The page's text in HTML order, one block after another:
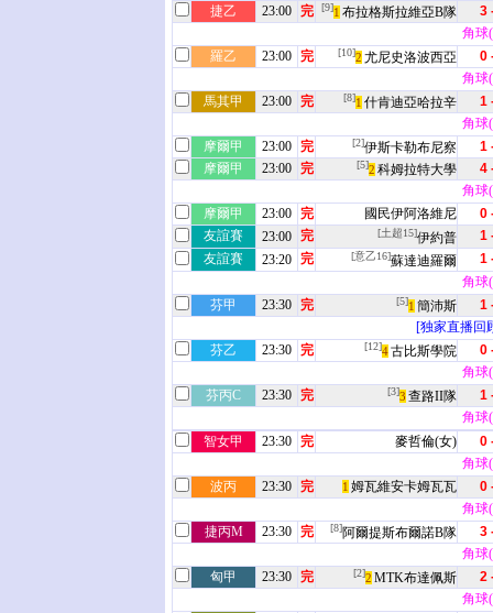
捷乙
23:00 完 [9]1 布拉格斯拉維亞B隊
3
角球
羅乙
23:00 完 [10]2 尤尼史洛波西亞
0
角球
馬其甲
23:00 完 [8]1 什肯迪亞哈拉辛
1
角球
摩爾甲
23:00 完 [2]伊斯卡勒布尼察
1
摩爾甲
23:00 完 [5]2 科姆拉特大學
4
角球
摩爾甲
23:00 完 國民伊阿洛維尼
0
友誼賽
23:00 完 [土超15]伊約普
1
友誼賽
23:20 完 [意乙16]蘇達迪羅爾
1
角球
芬甲
23:30 完 [5]1 簡沛斯
1
[独家直播回
芬乙
23:30 完 [12]4古比斯學院
0
角球
芬丙C
23:30 完 [3]3 查路II隊
1
角球
智女甲
23:30 完 麥哲倫(女)
0
角球
波丙
23:30 完 1 姆瓦維安卡姆瓦瓦
0
角球
捷丙M
23:30 完 [8]阿爾提斯布爾諾B隊
3
角球
匈甲
23:30 完 [2]2 MTK布達佩斯
2
角球